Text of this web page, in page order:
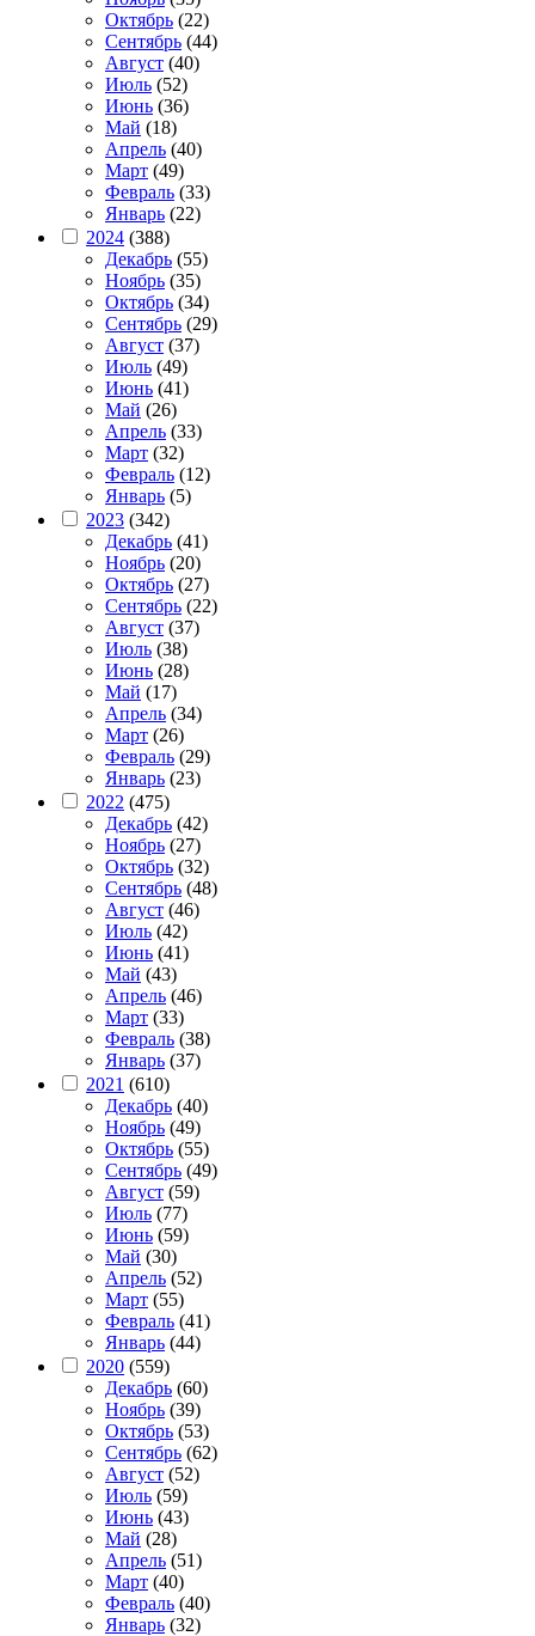
Октябрь (22)
Сентябрь (44)
Август (40)
Июль (52)
Июнь (36)
Май (18)
Апрель (40)
Март (49)
Февраль (33)
Январь (22)
2024 (388)
Декабрь (55)
Ноябрь (35)
Октябрь (34)
Сентябрь (29)
Август (37)
Июль (49)
Июнь (41)
Май (26)
Апрель (33)
Март (32)
Февраль (12)
Январь (5)
2023 (342)
Декабрь (41)
Ноябрь (20)
Октябрь (27)
Сентябрь (22)
Август (37)
Июль (38)
Июнь (28)
Май (17)
Апрель (34)
Март (26)
Февраль (29)
Январь (23)
2022 (475)
Декабрь (42)
Ноябрь (27)
Октябрь (32)
Сентябрь (48)
Август (46)
Июль (42)
Июнь (41)
Май (43)
Апрель (46)
Март (33)
Февраль (38)
Январь (37)
2021 (610)
Декабрь (40)
Ноябрь (49)
Октябрь (55)
Сентябрь (49)
Август (59)
Июль (77)
Июнь (59)
Май (30)
Апрель (52)
Март (55)
Февраль (41)
Январь (44)
2020 (559)
Декабрь (60)
Ноябрь (39)
Октябрь (53)
Сентябрь (62)
Август (52)
Июль (59)
Июнь (43)
Май (28)
Апрель (51)
Март (40)
Февраль (40)
Январь (32)